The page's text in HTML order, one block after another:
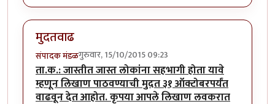
मुदतवाढ
संपादक मंडळगुरुवार, 15/10/2015 09:23
ता.क.: जास्तीत जास्त लोकांना सहभागी होता यावे
म्हणून लिखाण पाठवण्याची मुदत ३१ ऑक्टोबरपर्यंत
वाढवून देत आहोत. कृपया आपले लिखाण लवकरात